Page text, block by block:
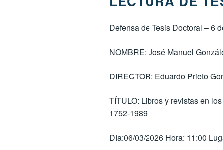
Defensa de Tesis Doctoral – 6
NOMBRE: José Manuel
DIRECTOR: Eduardo Prieto
TÍTULO: Libros y revistas en
1752-1989
Día:06/03/2026 Hora: 11:00